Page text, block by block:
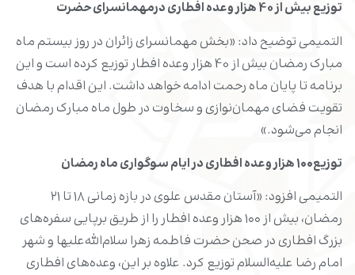
توزیع بیش از 40 هزار وعده افطاری درمهمانسرای حضرت
التمیمی توضیح داد: «بخش مهمانسرای زائران در روز بیستم ماه
مبارک رمضان بیش از 40 هزار وعده افطار توزیع کرده است و این
برنامه تا پایان ماه رحمت ادامه خواهد داشت. این اقدام با هدف
تقویت فضای مهمان‌نوازی و سخاوت در طول ماه مبارک رمضان
انجام می‌شود.»
توزیع۱۰۰ هزار وعده افطاری در ایام سوگواری ماه رمضان
التمیمی افزود: «آستان مقدس علوی در بازه زمانی ۱۸ تا ۲۱
رمضان، بیش از ۱۰۰ هزار وعده افطار را از طریق برپایی سفره‌های
بزرگ افطاری در صحن حضرت فاطمه زهرا سلام‌الله‌علیها و شهر
امام رضا علیه‌السلام توزیع کرد. علاوه بر این، وعده‌های افطاری